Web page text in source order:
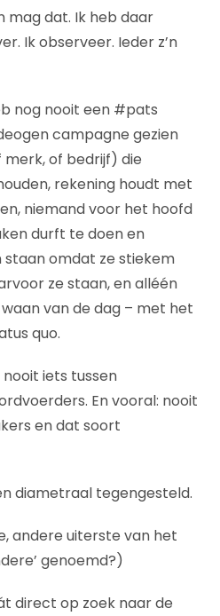
mag dat. Ik heb daar
Ik observeer. Ieder z’n
nog nooit een #pats
campagne gezien
of bedrijf) die
rekening houdt met
niemand voor het hoofd
durft te doen en
staan omdat ze stiekem
ze staan, en alléén
van de dag – met het
quo.
iets tussen
En vooral: nooit
en dat soort
diametraal tegengesteld.
andere uiterste van het
genoemd?)
direct op zoek naar de